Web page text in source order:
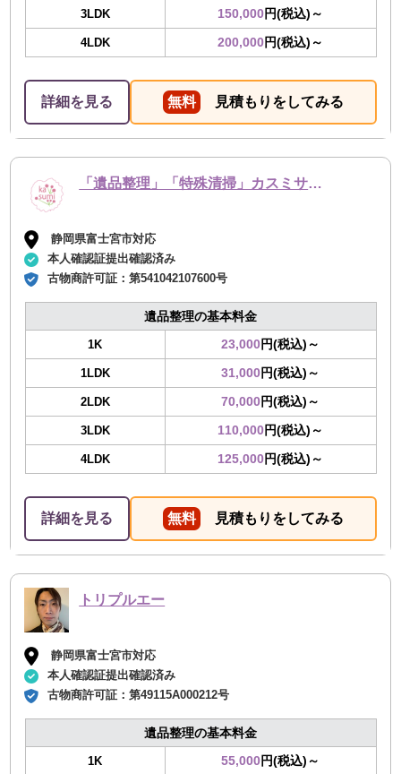
3LDK 150,000円(税込)～
4LDK 200,000円(税込)～
詳細を見る 無料 見積もりをしてみる
「遺品整理」「特殊清掃」カスミサービス
静岡県富士宮市対応
本人確認証提出確認済み
古物商許可証：第541042107600号
遺品整理の基本料金
1K 23,000円(税込)～
1LDK 31,000円(税込)～
2LDK 70,000円(税込)～
3LDK 110,000円(税込)～
4LDK 125,000円(税込)～
詳細を見る 無料 見積もりをしてみる
トリプルエー
静岡県富士宮市対応
本人確認証提出確認済み
古物商許可証：第49115A000212号
遺品整理の基本料金
1K 55,000円(税込)～